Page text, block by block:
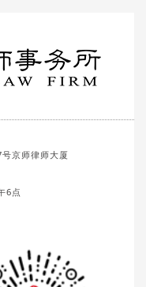
京师律师大厦
6点